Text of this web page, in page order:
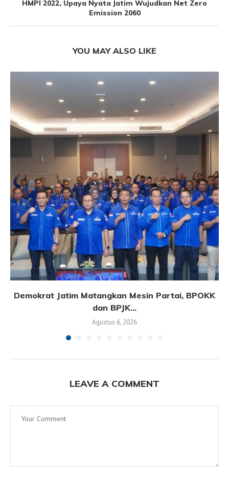
HMPI 2022, Upaya Nyata Jatim Wujudkan Net Zero
Emission 2060
YOU MAY ALSO LIKE
Demokrat Jatim Matangkan Mesin Partai, BPOKK
dan BPJK...
Agustus 6, 2026
LEAVE A COMMENT